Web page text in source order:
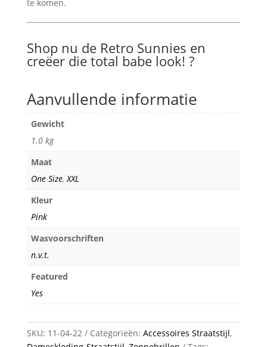
te komen.
Shop nu de Retro Sunnies en
creëer die total babe look! ?
Aanvullende informatie
Gewicht
1.0 kg
Maat
One Size, XXL
Kleur
Pink
Wasvoorschriften
n.v.t.
Featured
Yes
SKU: 11-04-22 Categorieën: Accessoires Straatstijl,